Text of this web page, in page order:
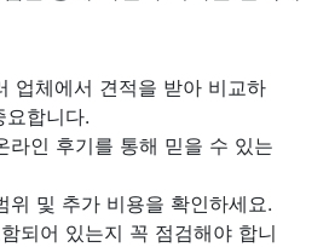
업체에서 견적을 받아 비교하
요합니다.
라인 후기를 통해 믿을 수 있는
위 및 추가 비용을 확인하세요.
되어 있는지 꼭 점검해야 합니